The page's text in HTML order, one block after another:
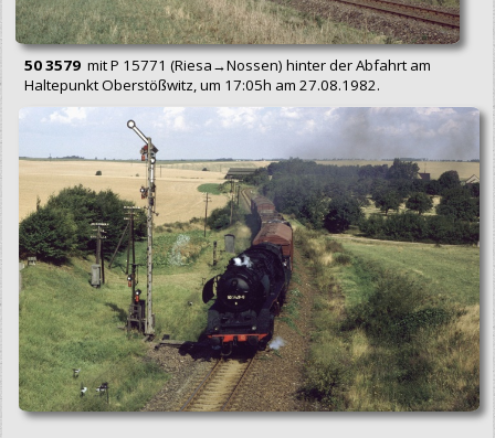
50 3579mit P 15771 (Riesa→Nossen) hinter der Abfahrt am
Haltepunkt Oberstößwitz, um 17:05h am 27.08.1982.